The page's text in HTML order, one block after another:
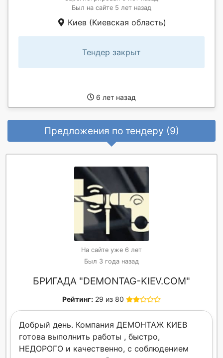
Был на сайте 5 лет назад
Киев (Киевская область)
Тендер закрыт
6 лет назад
Предложения по тендеру (9)
На сайте уже 6 лет
Был 3 года назад
БРИГАДА "DEMONTAG-KIEV.COM"
Рейтинг: 29 из 80
Добрый день. Компания ДЕМОНТАЖ КИЕВ
готова выполнить работы , быстро,
НЕДОРОГО и качественно, с соблюдением